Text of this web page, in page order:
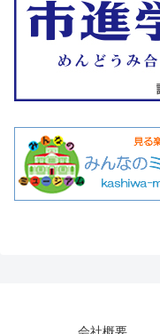
会社概要